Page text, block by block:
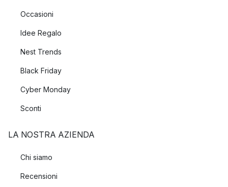
Occasioni
Idee Regalo
Nest Trends
Black Friday
Cyber Monday
Sconti
LA NOSTRA AZIENDA
Chi siamo
Recensioni